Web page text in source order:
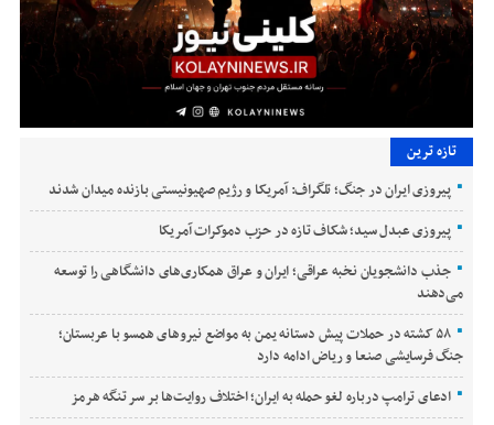
تازه ترین
پیروزی ایران در جنگ؛ تلگراف: آمریکا و رژیم صهیونیستی بازنده میدان شدند
پیروزی عبدل سید؛ شکاف تازه در حزب دموکرات آمریکا
جذب دانشجویان نخبه عراقی؛ ایران و عراق همکاری‌های دانشگاهی را توسعه
می‌دهند
۵۸ کشته در حملات پیش دستانه یمن به مواضع نیروهای همسو با عربستان؛
جنگ فرسایشی صنعا و ریاض ادامه دارد
ادعای ترامپ درباره لغو حمله به ایران؛ اختلاف روایت‌ها بر سر تنگه هرمز